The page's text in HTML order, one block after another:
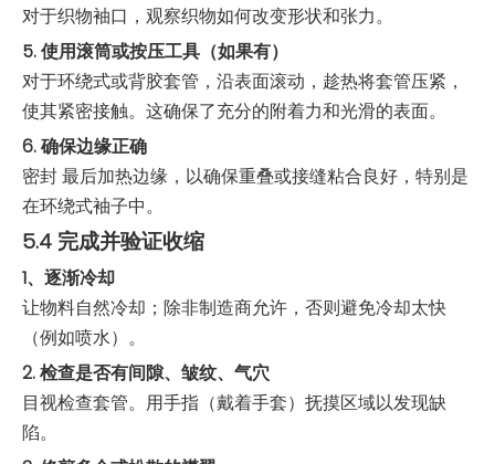
对于织物袖口，观察织物如何改变形状和张力。
5. 使用滚筒或按压工具（如果有）
对于环绕式或背胶套管，沿表面滚动，趁热将套管压紧，
使其紧密接触。这确保了充分的附着力和光滑的表面。
6. 确保边缘正确
密封 最后加热边缘，以确保重叠或接缝粘合良好，特别是
在环绕式袖子中。
5.4 完成并验证收缩
1、逐渐冷却
让物料自然冷却；除非制造商允许，否则避免冷却太快
（例如喷水）。
2. 检查是否有间隙、皱纹、气穴
目视检查套管。用手指（戴着手套）抚摸区域以发现缺
陷。